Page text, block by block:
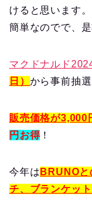
けると思います。
簡単なのでで、
マクドナルド
日） から事前抽
販売価格が3,000
円お得！
今年は BRUNOと
チ、ブランケッ